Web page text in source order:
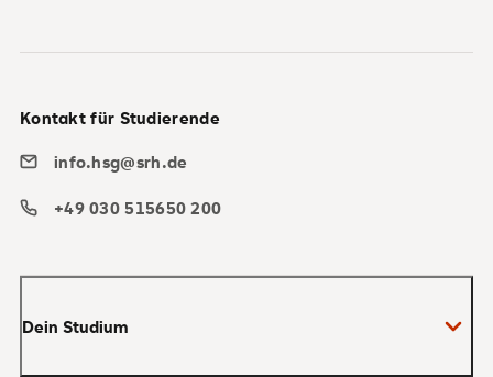
Dein Studium
Kontakt für Studierende
info.hsg@srh.de
+49 030 515650 200